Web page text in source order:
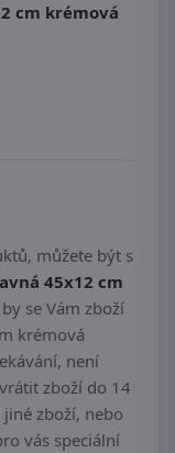
cm krémová
můžete být s
45x12 cm
se Vám zboží
krémová
není
zboží do 14
zboží, nebo
vás speciální